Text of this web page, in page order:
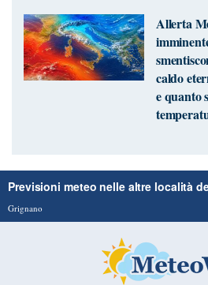
Allerta
caldo
e quanto
Previsioni meteo nelle altre località
Grignano